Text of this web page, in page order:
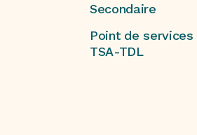
Secondaire
Point de services
TSA-TDL